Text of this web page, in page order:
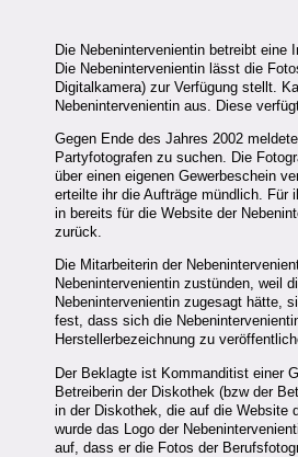
Die Nebenintervenientin betreibt
Die Nebenintervenientin lässt die
Digitalkamera) zur Verfügung stellt.
Nebenintervenientin aus. Diese
Gegen Ende des Jahres 2002
Partyfotografen zu suchen. Die
über einen eigenen Gewerbeschein
erteilte ihr die Aufträge mündlich. Für
in bereits für die Website der
zurück.
Die Mitarbeiterin der
Nebenintervenientin zustünden, weil
Nebenintervenientin zugesagt hätte,
fest, dass sich die
Herstellerbezeichnung zu
Der Beklagte ist Kommanditist einer
Betreiberin der Diskothek (bzw der
in der Diskothek, die auf die Website
wurde das Logo der
auf, dass er die Fotos der